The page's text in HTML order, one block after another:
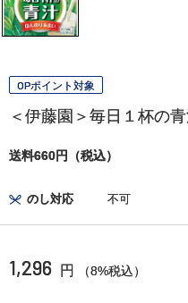
OPポイント対象
＜伊藤園＞毎日１杯の
送料660円（税込）
のし対応 不可
1,296 円 （8%税込）